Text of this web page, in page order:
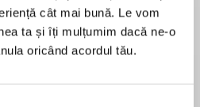
cât mai bună. Le vom
ta și îți mulțumim dacă ne-o
oricând acordul tău.